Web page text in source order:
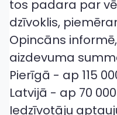
tos padara par
dzīvoklis,
Opincāns
aizdevuma
Pierīgā - ap 115
Latvijā - ap 70
Iedzīvotāju